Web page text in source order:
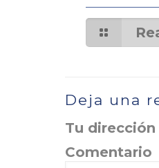
Deja una
Tu
Comentario